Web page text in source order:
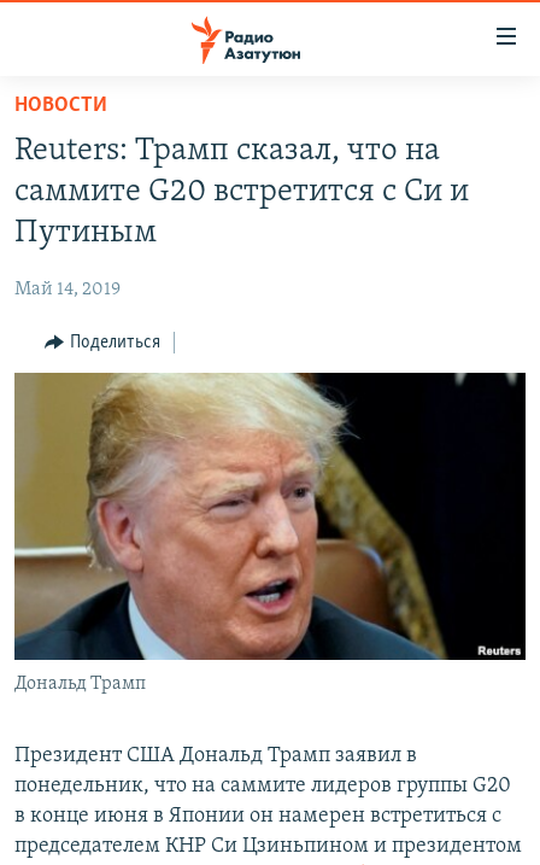
Перейти
основному
содержанию
Перейти
основной
Перейти
ПОЛИТИКА
ЭКОНОМИКА
РЕГИОН
НАГОРНЫЙ КАРАБАХ
КУЛЬТУРА
Հայերեն
English
Русский
НОВОСТИ
Reuters: Трамп сказал, что на
саммите G20 встретится с Си и
Путиным
Май 14, 2019
Поделиться
Дональд Трамп
Президент США Дональд Трамп заявил в
понедельник, что на cаммите лидеров группы G20
в конце июня в Японии он намерен встретиться с
председателем КНР Си Цзиньпином и президентом